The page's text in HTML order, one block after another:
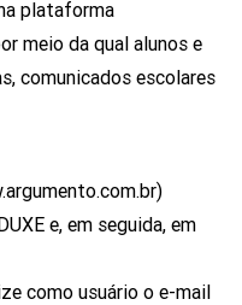
plataforma
meio da qual alunos e
comunicados escolares
e, em seguida, em
como usuário o e-mail